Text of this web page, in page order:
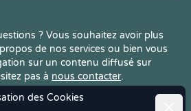
des Cookies
? Vous souhaitez avoir plus
de nos services ou bien vous
sur un contenu diffusé sur
pas à nous contacter.